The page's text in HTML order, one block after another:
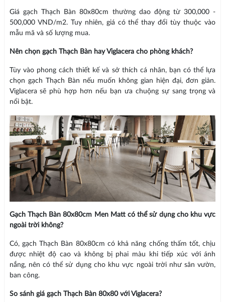
Giá gạch Thạch Bàn 80x80cm thường dao động từ 300,000 -
500,000 VND/m2. Tuy nhiên, giá có thể thay đổi tùy thuộc vào
mẫu mã và số lượng mua.
Nên chọn gạch Thạch Bàn hay Viglacera cho phòng khách?
Tùy vào phong cách thiết kế và sở thích cá nhân, bạn có thể lựa
chọn gạch Thạch Bàn nếu muốn không gian hiện đại, đơn giản.
Viglacera sẽ phù hợp hơn nếu bạn ưa chuộng sự sang trọng và
nổi bật.
Gạch Thạch Bàn 80x80cm Men Matt có thể sử dụng cho khu vực
ngoài trời không?
Có, gạch Thạch Bàn 80x80cm có khả năng chống thấm tốt, chịu
được nhiệt độ cao và không bị phai màu khi tiếp xúc với ánh
nắng, nên có thể sử dụng cho khu vực ngoài trời như sân vườn,
ban công.
So sánh giá gạch Thạch Bàn 80x80 với Viglacera?